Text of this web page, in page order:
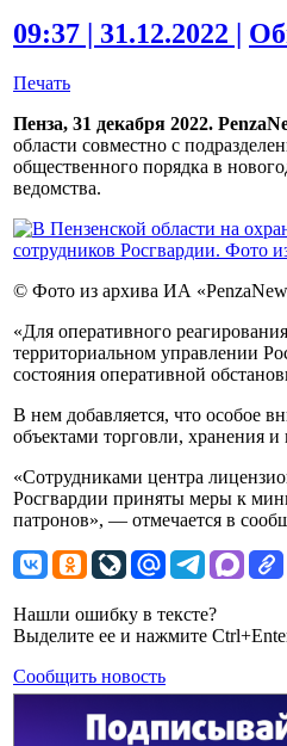
09:37 | 31.12.2022 |
Печать
Пенза, 31 декабря 2022.
области совместно с
общественного порядка в
ведомства.
© Фото из архива ИА
«Для оперативного
территориальном управлении
состояния оперативной
В нем добавляется, что особое
объектами торговли, хранения
«Сотрудниками центра
Росгвардии приняты меры к
патронов», — отмечается в
Нашли ошибку в тексте?
Выделите ее и нажмите
Сообщить новость